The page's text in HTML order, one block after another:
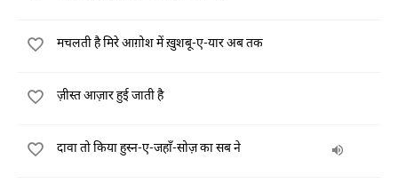
मचलती है मिरे आग़ोश में ख़ुशबू-ए-यार अब तक
ज़ीस्त आज़ार हुई जाती है
दावा तो किया हुस्न-ए-जहाँ-सोज़ का सब ने